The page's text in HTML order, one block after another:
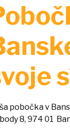
pobočkav
8, 974 01